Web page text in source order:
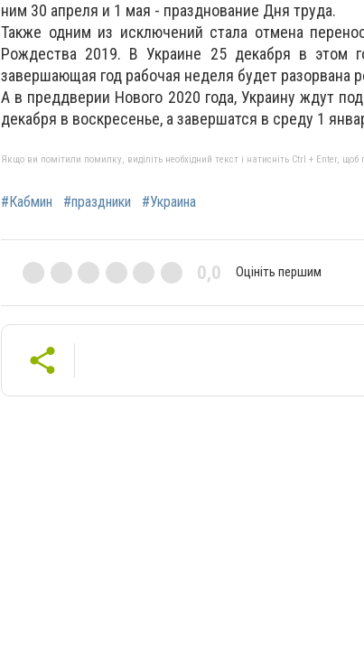
ним 30 апреля и 1 мая - празднование Дня труда.
Также одним из исключений стала отмена
Рождества 2019. В Украине 25 декабря в этом
завершающая год рабочая неделя будет
А в преддверии Нового 2020 года, Украину ждут
декабря в воскресенье, а завершатся в среду 1
Якщо ви помітили помилку, виділіть необхідний текст і натисніть Ctrl + Enter, щоб
#Кабмин #праздники #Украина
0,0 Оцініть першим